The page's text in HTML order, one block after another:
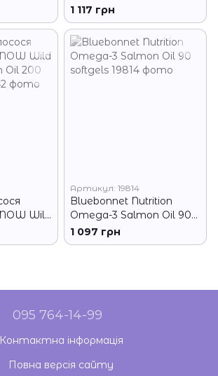
Salmon Oil 1000 mg 240
капс Omega 3
1 117 грн
Wild
200
Артикул: 19814
Bluebonnet Nutrition
Omega-3 Salmon Oil 90
softgels
1 097 грн
095 764-14-99
Контактна інформація
Повна версія сайту